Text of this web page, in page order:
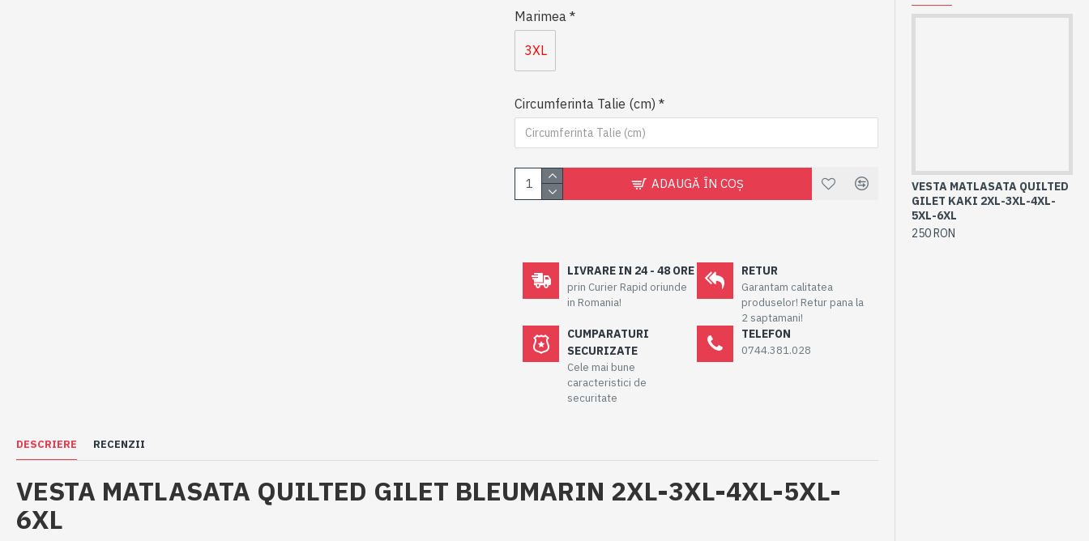
Marimea
3XL
Circumferinta Talie (cm)
ADAUGĂ ÎN COŞ
LIVRARE IN 24 - 48 ORE
prin Curier Rapid oriunde
in Romania!
RETUR
Garantam calitatea
produselor! Retur pana la
2 saptamani!
CUMPARATURI
SECURIZATE
Cele mai bune
caracteristici de
securitate
TELEFON
0744.381.028
DESCRIERE RECENZII
VESTA MATLASATA QUILTED GILET BLEUMARIN 2XL-3XL-4XL-5XL-
6XL
VESTA MATLASATA QUILTED
GILET KAKI 2XL-3XL-4XL-
5XL-6XL
250 RON